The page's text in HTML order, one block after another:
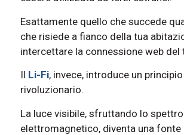
Esattamente quello che succede
che risiede a fianco della tua
intercettare la connessione web del
Il Li-Fi, invece, introduce un principio
rivoluzionario.
La luce visibile, sfruttando lo spettro
elettromagnetico, diventa una fonte